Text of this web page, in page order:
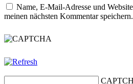
Name, E-Mail-Adresse und
meinen nächsten Kommentar speichern.